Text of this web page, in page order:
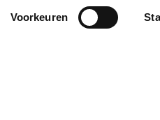
Voorkeuren